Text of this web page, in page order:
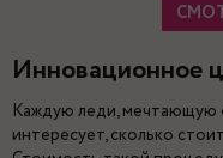
Инновационное
Каждую леди, мечтающую
интересует, сколько